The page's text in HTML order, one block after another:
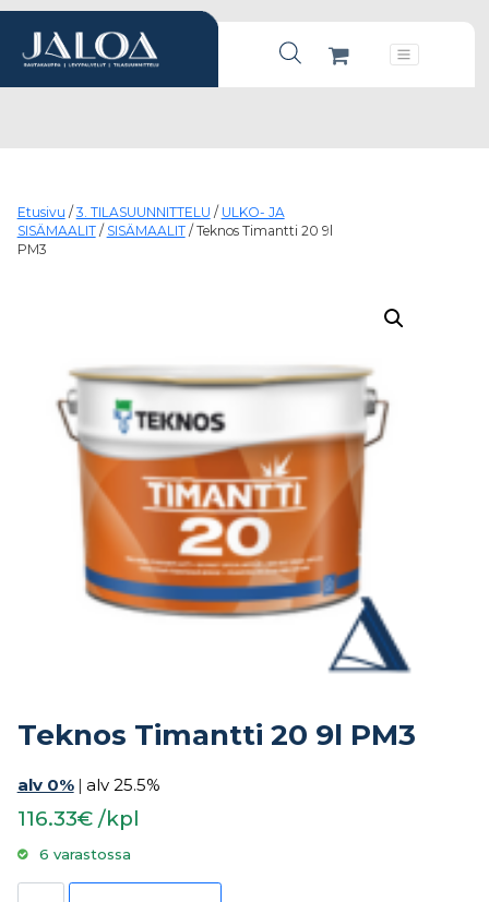
Products search
Päävalikko
Etusivu / 3. TILASUUNNITTELU / ULKO- JA
SISÄMAALIT/ SISÄMAALIT/ Teknos Timantti 20 9l
PM3
Teknos Timantti 20 9l PM3
alv 0% | alv 25.5%
116.33€ /kpl
6 varastossa
Teknos Timantti 20 9l PM3 määrä